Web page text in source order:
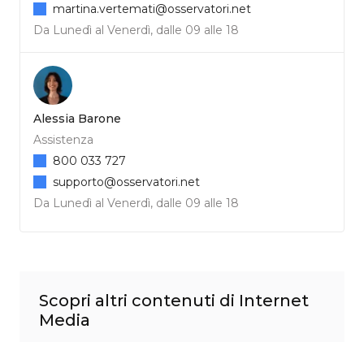
Da Lunedì al Venerdì, dalle 09 alle 18
martina.vertemati@osservatori.net
Alessia Barone
Assistenza
Da Lunedì al Venerdì, dalle 09 alle 18
800 033 727
supporto@osservatori.net
Scopri altri contenuti di Internet
Media